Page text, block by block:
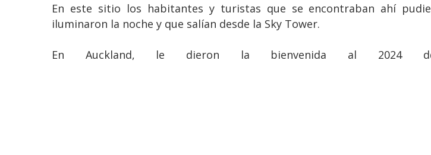
En este sitio los habitantes y turistas que se encontraban ahí
iluminaron la noche y que salían desde la Sky Tower.
En Auckland, le dieron la bienvenida al 2024